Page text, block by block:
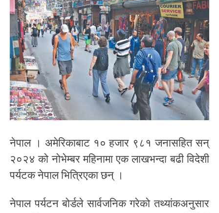
नेपाल । अमेरिकाबाट १० हजार ९८१ जनासहित सन्
२०२४ को नोभेम्बर महिनामा एक लाखभन्दा बढी विदेशी
पर्यटक नेपाल भित्रिएका छन् ।
नेपाल पर्यटन बोर्डले सार्वजनिक गरेको तथ्यांकअनुसार